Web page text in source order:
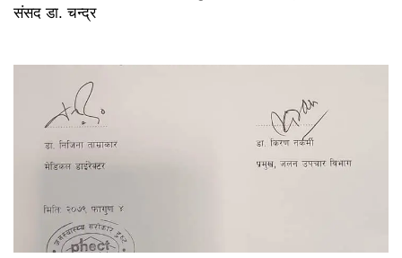
संसद डा. चन्द्र